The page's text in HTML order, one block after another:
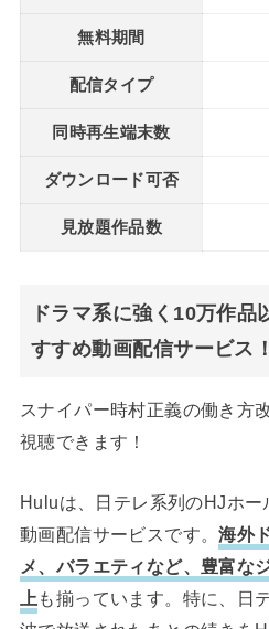
無料期間
配信タイプ
同時再生端末数
ダウンロード可否
見放題作品数
ドラマ系に強く10万作
すすめ動画配信サービス！
スナイパー時村正義の働き方
視聴できます！
Huluは、日テレ系列のHJホ
動画配信サービスです。海外
メ、バラエティなど、豊富な
上 も揃っています。特に、日